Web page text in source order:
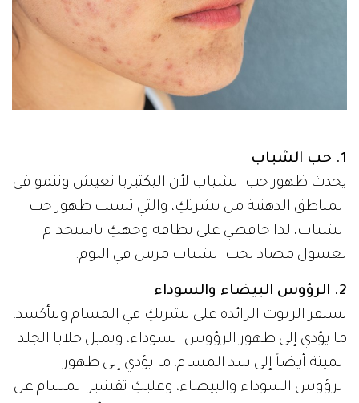
1. حب الشباب
يحدث ظهور حب الشباب لأن البكتيريا تعيش وتنمو في
المناطق الدهنية من بشرتكِ، والتي تسبب ظهور حب
الشباب، لذا حافظي على نظافة وجهكِ باستخدام
بغسول مضاد لحب الشباب مرتين في اليوم.
2. الرؤوس البيضاء والسوداء
تستقر الزيوت الزائدة على بشرتكِ في المسام وتتأكسد،
ما يؤدي إلى ظهور الرؤوس السوداء، وتميل خلايا الجلد
الميتة أيضاً إلى سد المسام، ما يؤدي إلى ظهور
الرؤوس السوداء والبيضاء، وعليكِ تقشير المسام عن